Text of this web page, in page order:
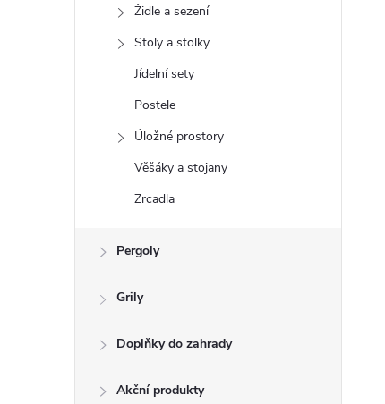
Židle a sezení
Stoly a stolky
Jídelní sety
Postele
Úložné prostory
Věšáky a stojany
Zrcadla
Pergoly
Grily
Doplňky do zahrady
Akční produkty